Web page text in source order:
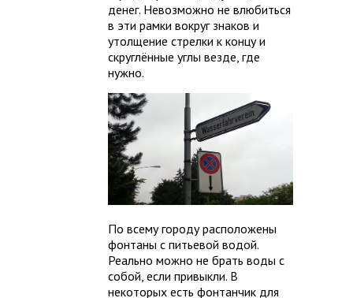
денег. Невозможно не влюбиться
в эти рамки вокруг знаков и
утолщение стрелки к концу и
скруглённые углы везде, где
нужно.
По всему городу расположены
фонтаны с питьевой водой.
Реально можно не брать воды с
собой, если привыкли. В
некоторых есть фонтанчик для